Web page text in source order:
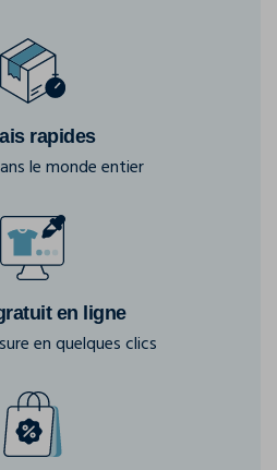
rapides
le monde entier
en ligne
en quelques clics